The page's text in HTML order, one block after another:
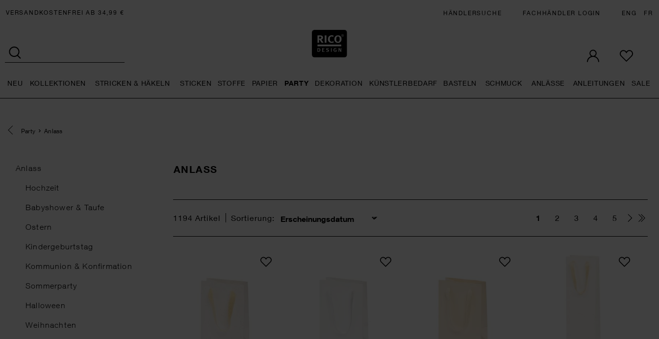
VERSANDKOSTENFREI AB 34,99 € HÄNDLERSUCHE FACHHÄNDLER LOGIN ENG FR
NEU KOLLEKTIONEN STRICKEN & HÄKELN STICKEN STOFFE PAPIER PARTY DEKORATION KÜNSTLERBEDARF BASTELN SCHMUCK ANLÄSSE ANLEITUNGEN SALE
Eine Kategorie zurück navigieren
Party Anlass
Anlass
Hochzeit
Babyshower & Taufe
Ostern
Kindergeburtstag
Kommunion & Konfirmation
Sommerparty
Halloween
Weihnachten
ANLASS
1194 Artikel Sortierung:
Sortierung
1 2 3 4 5